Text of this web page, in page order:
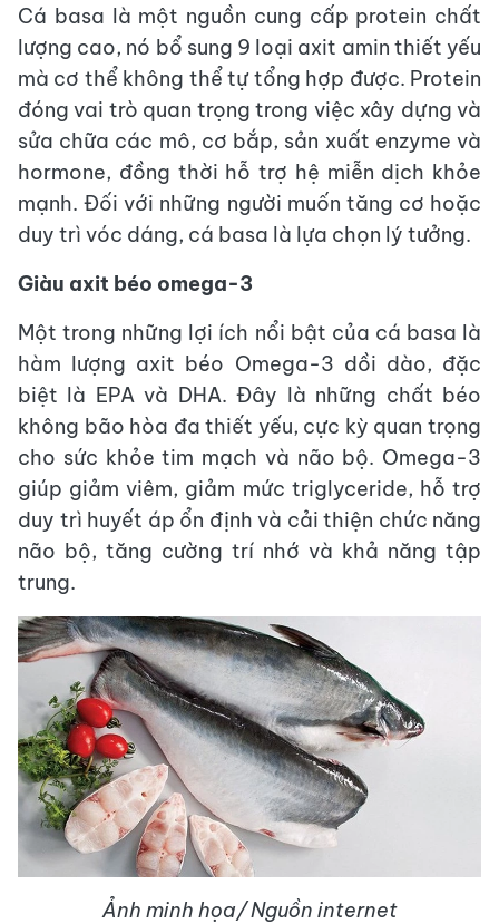
Cá basa là một nguồn cung cấp protein chất
lượng cao, nó bổ sung 9 loại axit amin thiết yếu
mà cơ thể không thể tự tổng hợp được. Protein
đóng vai trò quan trọng trong việc xây dựng và
sửa chữa các mô, cơ bắp, sản xuất enzyme và
hormone, đồng thời hỗ trợ hệ miễn dịch khỏe
mạnh. Đối với những người muốn tăng cơ hoặc
duy trì vóc dáng, cá basa là lựa chọn lý tưởng.
Giàu axit béo omega-3
Một trong những lợi ích nổi bật của cá basa là
hàm lượng axit béo Omega-3 dồi dào, đặc
biệt là EPA và DHA. Đây là những chất béo
không bão hòa đa thiết yếu, cực kỳ quan trọng
cho sức khỏe tim mạch và não bộ. Omega-3
giúp giảm viêm, giảm mức triglyceride, hỗ trợ
duy trì huyết áp ổn định và cải thiện chức năng
não bộ, tăng cường trí nhớ và khả năng tập
trung.
Ảnh minh họa/ Nguồn internet